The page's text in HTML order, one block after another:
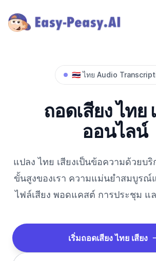
🇹🇭 ไทย Audio
ถอดเสียงไทย
ออนไลน์
แปลง ไทย เสียงเป็นข้อความด้วยบริ
ขั้นสูงของเรา ความแม่นยำสมบูรณ์
ไฟล์เสียง พอดแคสต์ การประชุม
เริ่มถอดเสียง ไทย เสียง